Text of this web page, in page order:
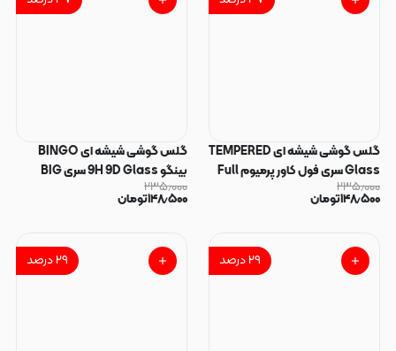
گلس گوشی شیشه ای TEMPERED
Glass سری فول کاور پرمیوم Full
iPhone 6S / iPhone 7 / iPhone 8
۲۳۵٫۰۰۰
۱۴۸٫۵۰۰تومان
گلس گوشی شیشه ای BINGO
بینگو 9H 9D Glass سری BIG
iPhone 6 / iPhone 6S / iPhone 7
۲۳۵٫۰۰۰
۱۴۸٫۵۰۰تومان
۲۹درصد ۲۹درصد